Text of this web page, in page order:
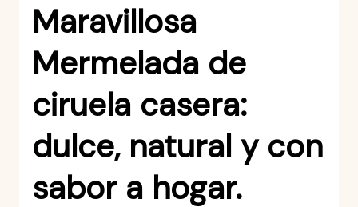
Maravillosa
Mermelada de
ciruela casera:
dulce, natural y con
sabor a hogar.